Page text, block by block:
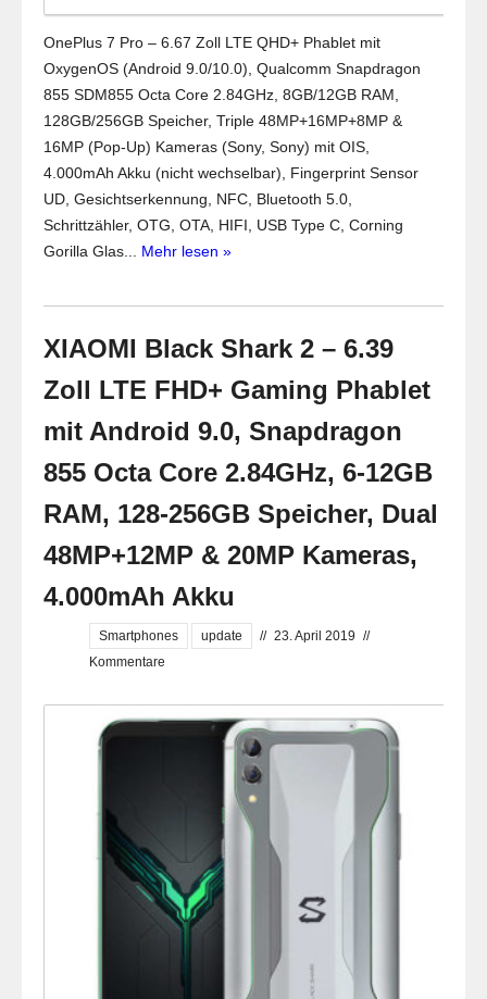
OnePlus 7 Pro – 6.67 Zoll LTE QHD+ Phablet mit
OxygenOS (Android 9.0/10.0), Qualcomm Snapdragon
855 SDM855 Octa Core 2.84GHz, 8GB/12GB RAM,
128GB/256GB Speicher, Triple 48MP+16MP+8MP &
16MP (Pop-Up) Kameras (Sony, Sony) mit OIS,
4.000mAh Akku (nicht wechselbar), Fingerprint Sensor
UD, Gesichtserkennung, NFC, Bluetooth 5.0,
Schrittzähler, OTG, OTA, HIFI, USB Type C, Corning
Gorilla Glas... Mehr lesen »
XIAOMI Black Shark 2 – 6.39
Zoll LTE FHD+ Gaming Phablet
mit Android 9.0, Snapdragon
855 Octa Core 2.84GHz, 6-12GB
RAM, 128-256GB Speicher, Dual
48MP+12MP & 20MP Kameras,
4.000mAh Akku
Smartphones update // 23. April 2019 //
Kommentare